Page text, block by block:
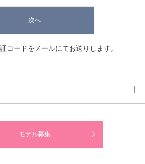
次へ
コードをメールにてお送りします。
モデル募集